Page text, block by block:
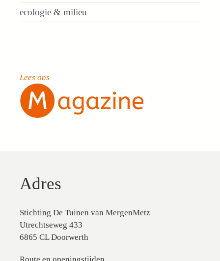
ecologie & milieu
Lees ons
Adres
Stichting De Tuinen van MergenMetz
Utrechtseweg 433
6865 CL Doorwerth